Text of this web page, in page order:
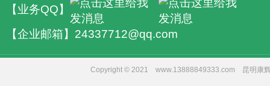
【业务QQ】
【企业邮箱】24337712@qq.com
Copyright © 2021 www.13888849333.com 昆明康